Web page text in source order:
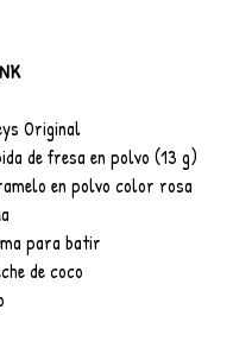
Original
de fresa en polvo (13 g)
en polvo color rosa
para batir
de coco